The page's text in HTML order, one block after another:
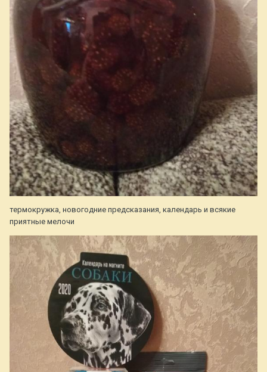
термокружка, новогодние предсказания, календарь и всякие
приятные мелочи